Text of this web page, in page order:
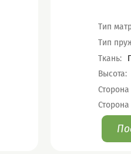
Тип
Тип
Ткань:
Высота:
Сторона